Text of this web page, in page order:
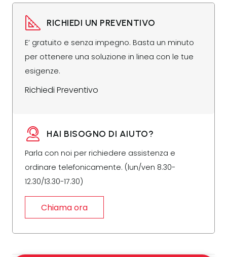
RICHIEDI UN PREVENTIVO
E’ gratuito e senza impegno. Basta un minuto
per ottenere una soluzione in linea con le tue
esigenze.
Richiedi Preventivo
HAI BISOGNO DI AIUTO?
Parla con noi per richiedere assistenza e
ordinare telefonicamente. (lun/ven 8.30-
12.30/13.30-17.30)
Chiama ora